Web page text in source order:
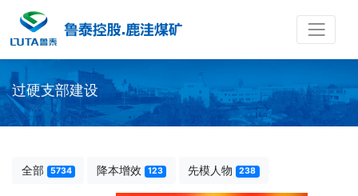
过硬支部建设
全部 5734 降本增效 123 先模人物 238